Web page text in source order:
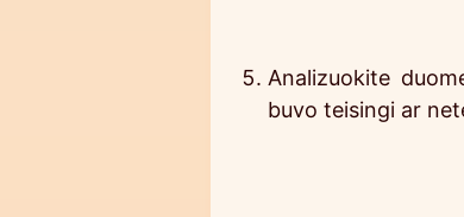
Analizuokite
buvo teisingi ar